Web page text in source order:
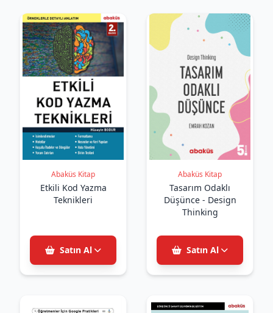
Abaküs Kitap
Etkili Kod Yazma
Teknikleri
Satın Al
Abaküs Kitap
Tasarım Odaklı
Düşünce - Design
Thinking
Satın Al